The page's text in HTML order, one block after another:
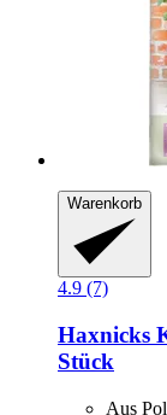
Warenkorb
4.9 (7)
Haxnicks
Stück
Aus